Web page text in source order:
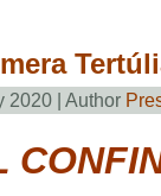
2020 | Author